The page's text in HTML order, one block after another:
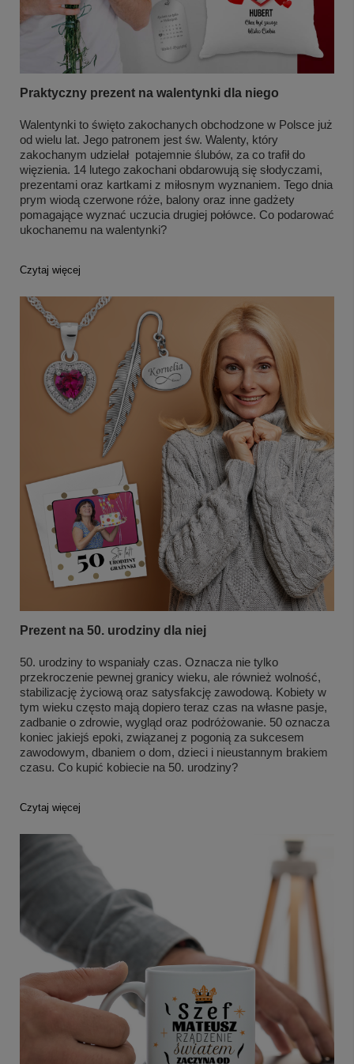
Praktyczny prezent na walentynki dla niego
Walentynki to święto zakochanych obchodzone w Polsce już
od wielu lat. Jego patronem jest św. Walenty, który
zakochanym udzielał potajemnie ślubów, za co trafił do
więzienia. 14 lutego zakochani obdarowują się słodyczami,
prezentami oraz kartkami z miłosnym wyznaniem. Tego dnia
prym wiodą czerwone róże, balony oraz inne gadżety
pomagające wyznać uczucia drugiej połówce. Co podarować
ukochanemu na walentynki?
Czytaj więcej
Prezent na 50. urodziny dla niej
50. urodziny to wspaniały czas. Oznacza nie tylko
przekroczenie pewnej granicy wieku, ale również wolność,
stabilizację życiową oraz satysfakcję zawodową. Kobiety w
tym wieku często mają dopiero teraz czas na własne pasje,
zadbanie o zdrowie, wygląd oraz podróżowanie. 50 oznacza
koniec jakiejś epoki, związanej z pogonią za sukcesem
zawodowym, dbaniem o dom, dzieci i nieustannym brakiem
czasu. Co kupić kobiecie na 50. urodziny?
Czytaj więcej